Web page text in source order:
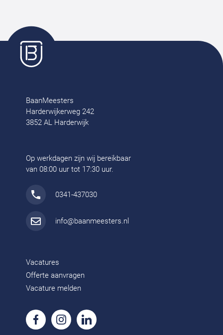
BaanMeesters
Harderwijkerweg 242
3852 AL Harderwijk
Op werkdagen zijn wij bereikbaar
van 08:00 uur tot 17:30 uur.
0341-437030
info@baanmeesters.nl
Vacatures
Offerte aanvragen
Vacature melden